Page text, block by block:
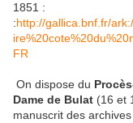
1851 :
:http://gallica.bnf.fr/
FR
On dispose du
Dame de Bulat (16 et
manuscrit des